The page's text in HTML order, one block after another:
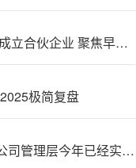
清,科控.股拟成立合伙企业 聚焦早期、小规模及技术驱动型投资
极简复盘
麦;格米特：公司管理层今年已经实施了降薪措施